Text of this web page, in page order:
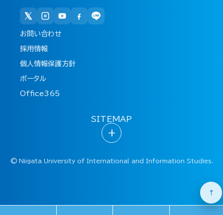
お問い合わせ
採用情報
個人情報保護方針
ポータル
Office365
SITEMAP
+
©Niigata University of International and Information Studies.
↑